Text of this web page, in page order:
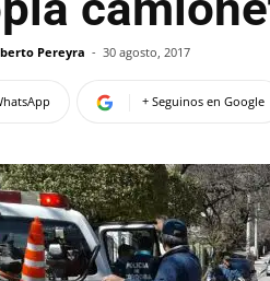
Pereyra - 30 agosto, 2017
+ Seguinos en Google